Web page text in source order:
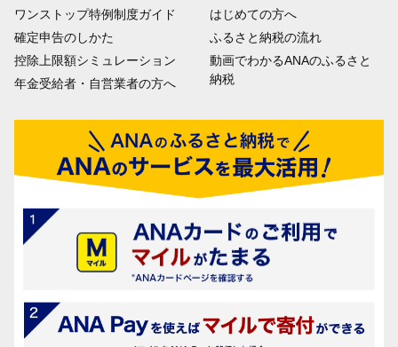
ワンストップ特例制度ガイド
確定申告のしかた
控除上限額シミュレーション
年金受給者・自営業者の方へ
はじめての方へ
ふるさと納税の流れ
動画でわかるANAのふるさと
納税